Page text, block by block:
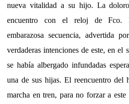
nueva vitalidad a su hijo. La
encuentro con el reloj de Fco.
embarazosa secuencia, advertida
verdaderas intenciones de este, en el
se había albergado infundadas
una de sus hijas. El reencuentro del
marcha en tren, para no forzar a